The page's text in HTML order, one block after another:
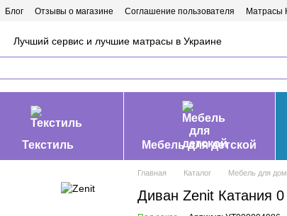
Блог Отзывы о магазине Соглашение пользователя Матрасы
Лучший сервис и лучшие матрасы в Украине
Текстиль Мебель для детской
Главная Каталог Мебель для
Диван Zenit Катания 0